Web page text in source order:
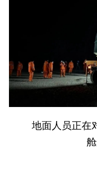
地面人员正在